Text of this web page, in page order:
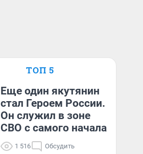
ТОП 5
Еще один якутянин
стал Героем России.
Он служил в зоне
СВО с самого начала
1 516 Обсудить